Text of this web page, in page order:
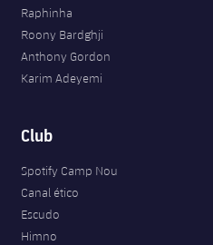
Raphinha
Roony Bardghji
Anthony Gordon
Karim Adeyemi
Club
Spotify Camp Nou
Canal ético
Escudo
Himno